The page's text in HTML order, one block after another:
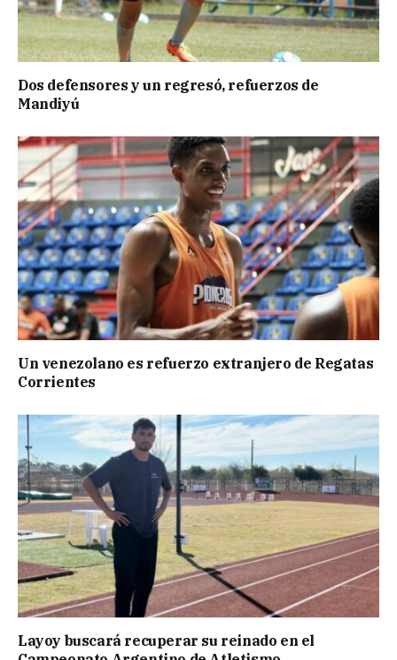
Dos defensores y un regresó, refuerzos de
Mandiyú
Un venezolano es refuerzo extranjero de Regatas
Corrientes
Layoy buscará recuperar su reinado en el